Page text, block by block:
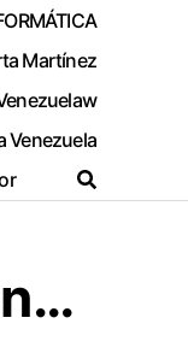
Martínez
Venezuela